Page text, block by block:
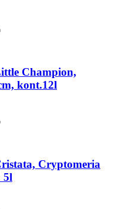
Champion,
kont.12l
Cryptomeria
5l